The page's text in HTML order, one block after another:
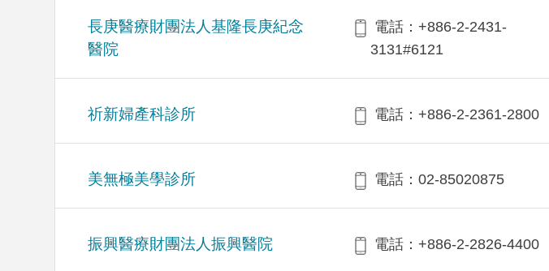
長庚醫療財團法人基隆長庚紀念
醫院
電話：+886-2-2431-
3131#6121
祈新婦產科診所 電話：+886-2-2361-2800
美無極美學診所 電話：02-85020875
振興醫療財團法人振興醫院 電話：+886-2-2826-4400